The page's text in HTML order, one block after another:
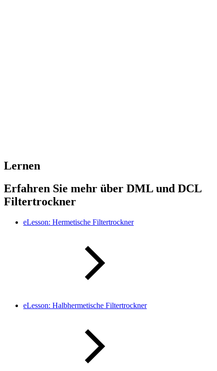
Lernen
Erfahren Sie mehr über DML und DCL
Filtertrockner
eLesson: Hermetische Filtertrockner
eLesson: Halbhermetische Filtertrockner